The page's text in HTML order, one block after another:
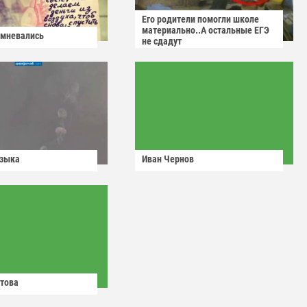
Его родители помогли школе
материально..А остальные ЕГЭ
не сдадут
Иван Чернов